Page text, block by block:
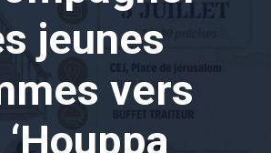
jeunes
vers
‘Houppa